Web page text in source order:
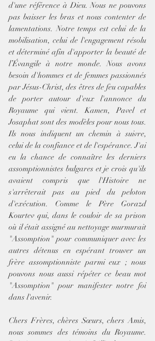
d'une référence à Dieu. Nous ne pouvons
pas baisser les bras et nous contenter de
lamentations. Notre temps est celui de la
mobilisation, celui de l'engagement résolu
et déterminé afin d'apporter la beauté de
l’Évangile à notre monde. Nous avons
besoin d'hommes et de femmes passionnés
par Jésus-Christ, des êtres de feu capables
de porter autour d'eux l'annonce du
Royaume qui vient. Kamen, Pavel et
Josaphat sont des modèles pour nous tous.
Ils nous indiquent un chemin à suivre,
celui de la confiance et de l'espérance. J'ai
eu la chance de connaître les derniers
assomptionnistes bulgares et je crois qu'ils
avaient compris que l'Histoire ne
s'arrêterait pas au pied du peloton
d'exécution. Comme le Père Gorazd
Kourtev qui, dans le couloir de sa prison
où il était assigné au nettoyage murmurait
"Assomption" pour communiquer avec les
autres détenus en espérant trouver un
frère assomptionniste parmi eux ; nous
pouvons nous aussi répéter ce beau mot
"Assomption" pour manifester notre foi
dans l'avenir.
Chers Frères, chères Sœurs, chers Amis,
nous sommes des témoins du Royaume.